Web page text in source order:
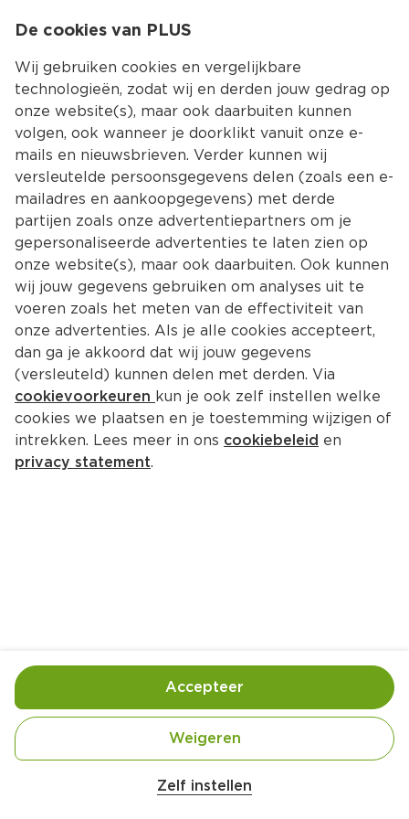
Kies jouw
Ingrediënten Bereiding
1 kleine pompoen (ca. 700 gram)
Belangrijke veiligheidswaarschuwing
De cookies van PLUS
Wij gebruiken cookies en vergelijkbare
technologieën, zodat wij en derden jouw gedrag op
onze website(s), maar ook daarbuiten kunnen
volgen, ook wanneer je doorklikt vanuit onze e-
mails en nieuwsbrieven. Verder kunnen wij
versleutelde persoonsgegevens delen (zoals een e-
mailadres en aankoopgegevens) met derde
partijen zoals onze advertentiepartners om je
gepersonaliseerde advertenties te laten zien op
onze website(s), maar ook daarbuiten. Ook kunnen
wij jouw gegevens gebruiken om analyses uit te
voeren zoals het meten van de effectiviteit van
onze advertenties. Als je alle cookies accepteert,
dan ga je akkoord dat wij jouw gegevens
(versleuteld) kunnen delen met derden. Via
cookievoorkeuren kun je ook zelf instellen welke
cookies we plaatsen en je toestemming wijzigen of
intrekken. Lees meer in ons cookiebeleid en
privacy statement.
Zelf instellen
Weigeren
Accepteer